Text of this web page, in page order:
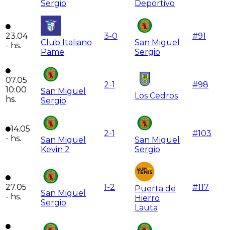
Sergio
Deportivo
23.04
- hs.
Club Italiano
Pame
3-0
San Miguel
Sergio
#91
07.05
10:00
hs.
San Miguel
Sergio
2-1
Los Cedros
#98
14.05
- hs.
San Miguel
Kevin 2
2-1
San Miguel
Sergio
#103
27.05
- hs.
San Miguel
Sergio
1-2
Puerta de
Hierro
Lauta
#117